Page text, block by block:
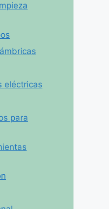
eléctricas
para